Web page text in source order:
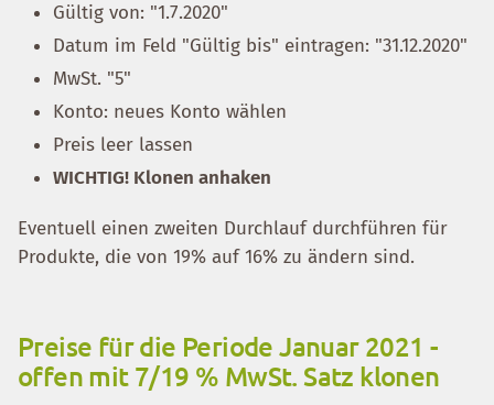
Gültig von: "1.7.2020"
Datum im Feld "Gültig bis" eintragen: "31.12.2020"
MwSt. "5"
Konto: neues Konto wählen
Preis leer lassen
WICHTIG! Klonen anhaken
Eventuell einen zweiten Durchlauf durchführen für
Produkte, die von 19% auf 16% zu ändern sind.
Preise für die Periode Januar 2021 -
offen mit 7/19 % MwSt. Satz klonen